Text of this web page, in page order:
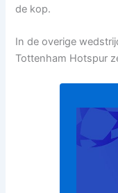
de kop.
In de overige
Tottenham Hotspur